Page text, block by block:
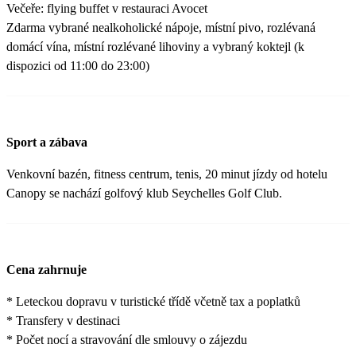
Večeře: flying buffet v restauraci Avocet
Zdarma vybrané nealkoholické nápoje, místní pivo, rozlévaná
domácí vína, místní rozlévané lihoviny a vybraný koktejl (k
dispozici od 11:00 do 23:00)
Sport a zábava
Venkovní bazén, fitness centrum, tenis, 20 minut jízdy od hotelu
Canopy se nachází golfový klub Seychelles Golf Club.
Cena zahrnuje
* Leteckou dopravu v turistické třídě včetně tax a poplatků
* Transfery v destinaci
* Počet nocí a stravování dle smlouvy o zájezdu